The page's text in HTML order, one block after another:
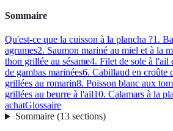
Sommaire
Qu'est-ce que la cuisson à la plancha ?1.
agrumes2. Saumon mariné au miel et à la
thon grillée au sésame4. Filet de sole à l'ail
de gambas marinées6. Cabillaud en croûte
grillées au romarin8. Poisson blanc aux
grillées au beurre à l'ail10. Calamars à la
achatGlossaire
Sommaire(13 sections)